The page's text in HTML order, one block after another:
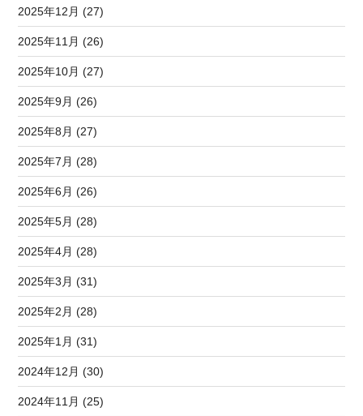
2025年12月 (27)
2025年11月 (26)
2025年10月 (27)
2025年9月 (26)
2025年8月 (27)
2025年7月 (28)
2025年6月 (26)
2025年5月 (28)
2025年4月 (28)
2025年3月 (31)
2025年2月 (28)
2025年1月 (31)
2024年12月 (30)
2024年11月 (25)